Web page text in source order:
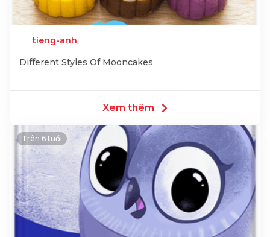
tieng-anh
Different Styles Of Mooncakes
Xem thêm
Trên 6 tuổi